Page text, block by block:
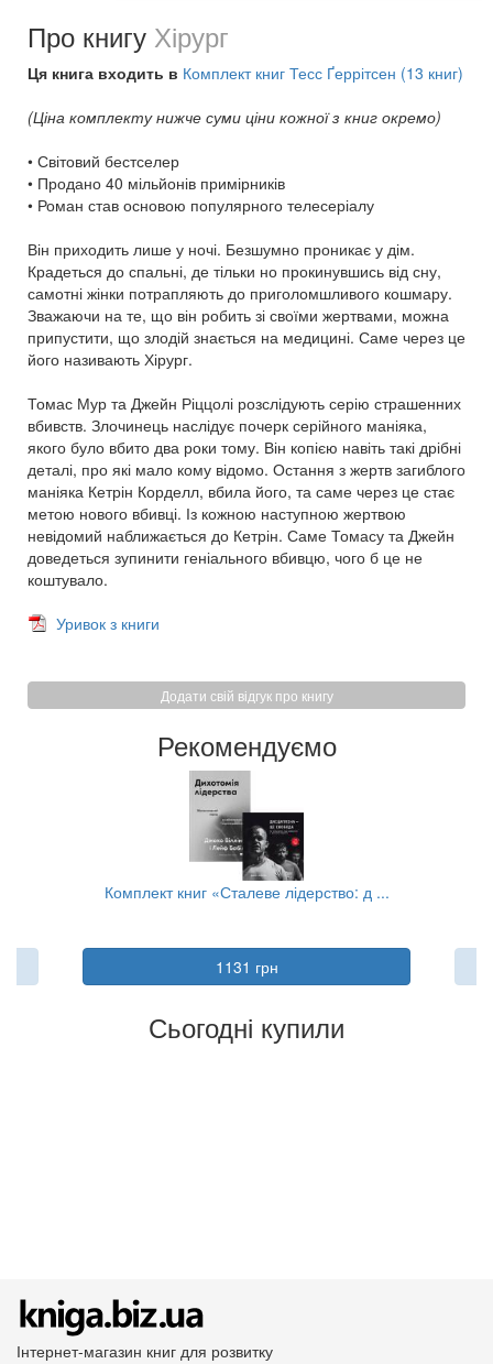
Про книгу Хірург
Ця книга входить в Комплект книг Тесс Ґеррітсен (13 книг)
(Ціна комплекту нижче суми ціни кожної з книг окремо)
• Світовий бестселер
• Продано 40 мільйонів примірників
• Роман став основою популярного телесеріалу
Він приходить лише у ночі. Безшумно проникає у дім.
Крадеться до спальні, де тільки но прокинувшись від сну,
самотні жінки потрапляють до приголомшливого кошмару.
Зважаючи на те, що він робить зі своїми жертвами, можна
припустити, що злодій знається на медицині. Саме через це
його називають Хірург.
Томас Мур та Джейн Ріццолі розслідують серію страшенних
вбивств. Злочинець наслідує почерк серійного маніяка,
якого було вбито два роки тому. Він копією навіть такі дрібні
деталі, про які мало кому відомо. Остання з жертв загиблого
маніяка Кетрін Корделл, вбила його, та саме через це стає
метою нового вбивці. Із кожною наступною жертвою
невідомий наближається до Кетрін. Саме Томасу та Джейн
доведеться зупинити геніального вбивцю, чого б це не
коштувало.
Уривок з книги
Додати свій відгук про книгу
Рекомендуємо
Комплект книг «Сталеве лідерство: д ...
1131 грн
Сьогодні купили
Інтернет-магазин книг для розвитку